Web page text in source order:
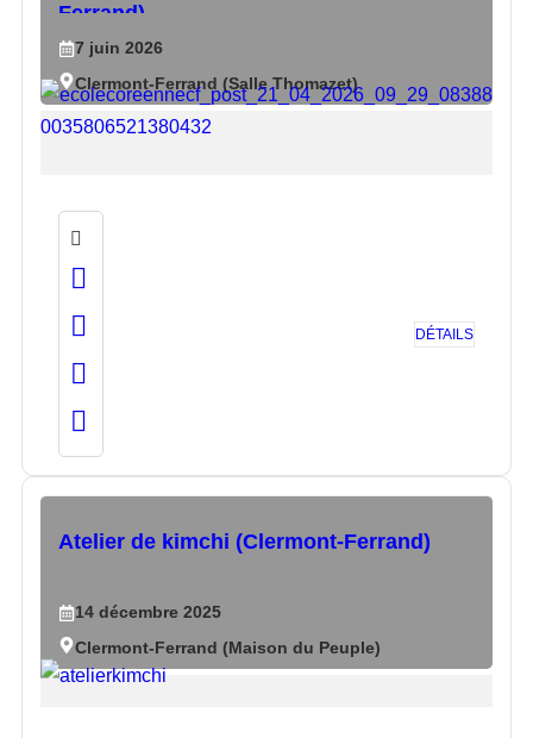
Ferrand)
7 juin 2026
Clermont-Ferrand (Salle Thomazet)
DÉTAILS
Atelier de kimchi (Clermont-Ferrand)
14 décembre 2025
Clermont-Ferrand (Maison du Peuple)